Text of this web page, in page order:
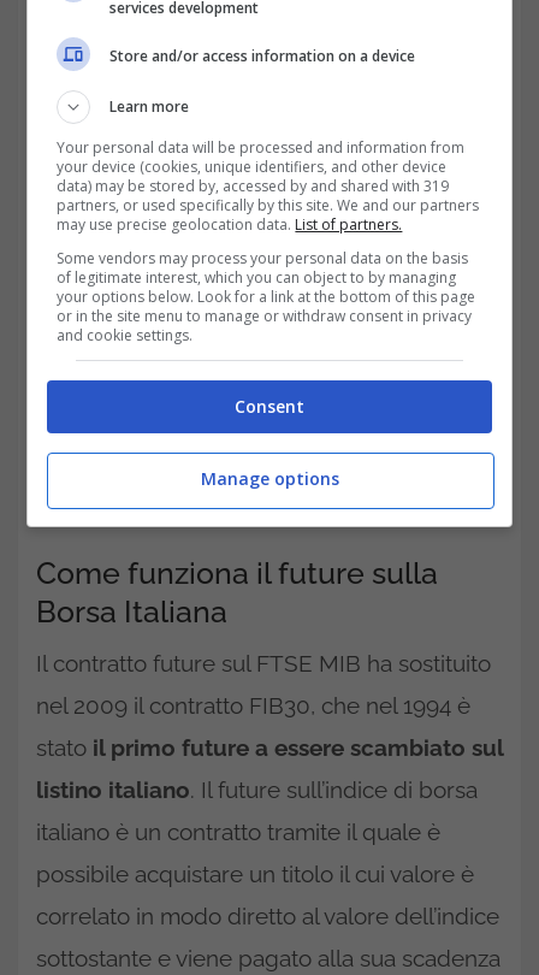
azionaria, che la società quotata ha
emesso sul mercato e che è quindi a
disposizione per essere scambiata.
LEGGI ANCHE>> Cboe, in arrivo l’estensione
negli orari di trading: 24 ore su 24, 5 su 7
Come funziona il future sulla
Borsa Italiana
Il contratto future sul FTSE MIB ha sostituito
nel 2009 il contratto FIB30, che nel 1994 è
stato il primo future a essere scambiato sul
listino italiano. Il future sull’indice di borsa
italiano è un contratto tramite il quale è
possibile acquistare un titolo il cui valore è
correlato in modo diretto al valore dell’indice
sottostante e viene pagato alla sua scadenza
services development
Store and/or access information on a device
Learn more
Your personal data will be processed and information from
your device (cookies, unique identifiers, and other device
data) may be stored by, accessed by and shared with 319
partners, or used specifically by this site. We and our partners
may use precise geolocation data. List of partners.
Some vendors may process your personal data on the basis
of legitimate interest, which you can object to by managing
your options below. Look for a link at the bottom of this page
or in the site menu to manage or withdraw consent in privacy
and cookie settings.
Consent
Manage options